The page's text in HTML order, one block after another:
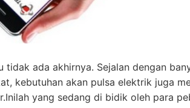
tidak ada akhirnya. Sejalan dengan
kebutuhan akan pulsa elektrik juga
yang sedang di bidik oleh para